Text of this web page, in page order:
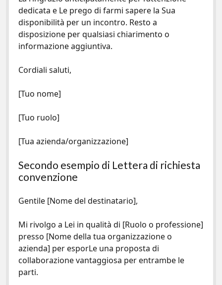
dedicata e Le prego di farmi sapere la Sua
disponibilità per un incontro. Resto a
disposizione per qualsiasi chiarimento o
informazione aggiuntiva.
Cordiali saluti,
[Tuo nome]
[Tuo ruolo]
[Tua azienda/organizzazione]
Secondo esempio di Lettera di richiesta
convenzione
Gentile [Nome del destinatario],
Mi rivolgo a Lei in qualità di [Ruolo o professione]
presso [Nome della tua organizzazione o
azienda] per esporLe una proposta di
collaborazione vantaggiosa per entrambe le
parti.